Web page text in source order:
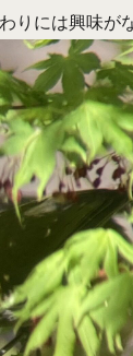
りには興味が